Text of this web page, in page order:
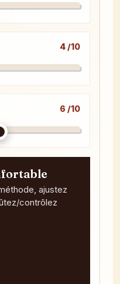
4 /10
6 /10
ajustez
contrôlez